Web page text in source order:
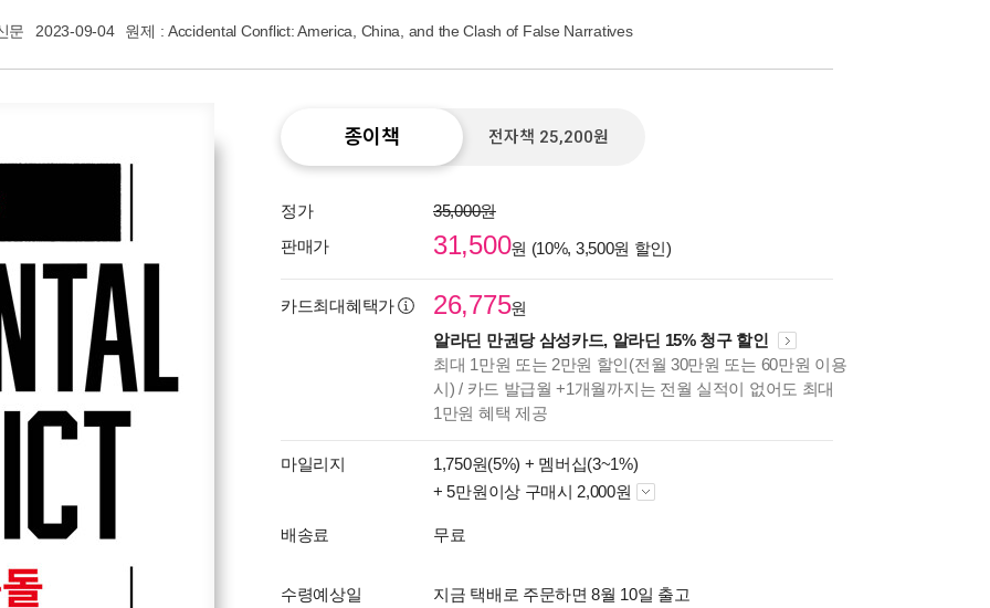
문 2023-09-04 원제 : Accidental Conflict: America, China, and the Clash of False Narratives
종이책 전자책 25,200원
정가
35,000원
판매가
31,500원 (10%, 3,500원 할인)
카드최대혜택가 26,775원
알라딘 만권당 삼성카드, 알라딘 15% 청구 할인
최대 1만원 또는 2만원 할인(전월 30만원 또는 60만원 이용
시) / 카드 발급월 +1개월까지는 전월 실적이 없어도 최대
1만원 혜택 제공
마일리지 1,750원(5%) + 멤버십(3~1%)
+ 5만원이상 구매시 2,000원
배송료 무료
수령예상일
지금 택배로 주문하면 8월 10일 출고